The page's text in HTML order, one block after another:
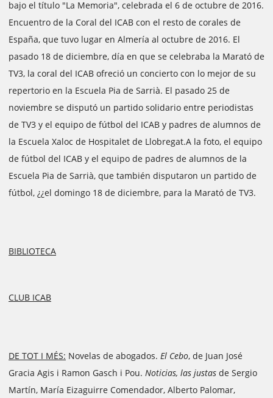
bajo el título "La Memoria", celebrada el 6 de octubre de 2016.
Encuentro de la Coral del ICAB con el resto de corales de
España, que tuvo lugar en Almería al octubre de 2016. El
pasado 18 de diciembre, día en que se celebraba la Marató de
TV3, la coral del ICAB ofreció un concierto con lo mejor de su
repertorio en la Escuela Pia de Sarrià. El pasado 25 de
noviembre se disputó un partido solidario entre periodistas
de TV3 y el equipo de fútbol del ICAB y padres de alumnos de
la Escuela Xaloc de Hospitalet de Llobregat.A la foto, el equipo
de fútbol del ICAB y el equipo de padres de alumnos de la
Escuela Pia de Sarrià, que también disputaron un partido de
fútbol, ¿¿el domingo 18 de diciembre, para la Marató de TV3.
BIBLIOTECA
CLUB ICAB
DE TOT I MÉS: Novelas de abogados. El Cebo, de Juan José
Gracia Agis i Ramon Gasch i Pou. Noticias, las justas de Sergio
Martín, María Eizaguirre Comendador, Alberto Palomar,